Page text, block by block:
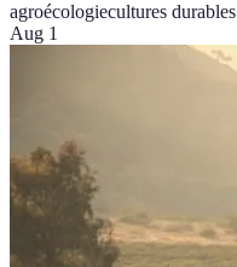
agroécologiecultures durables
Aug 1